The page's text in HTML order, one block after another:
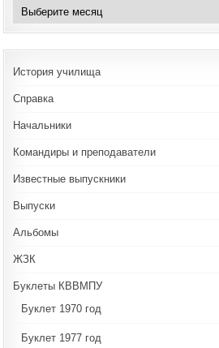
Архивы
История училища
Справка
Начальники
Командиры и преподаватели
Известные выпускники
Выпуски
Альбомы
ЖЗК
Буклеты КВВМПУ
Буклет 1970 год
Буклет 1977 год